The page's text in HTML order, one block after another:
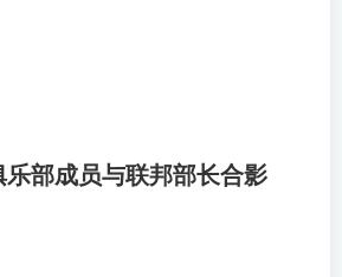
部成员与联邦部长合影